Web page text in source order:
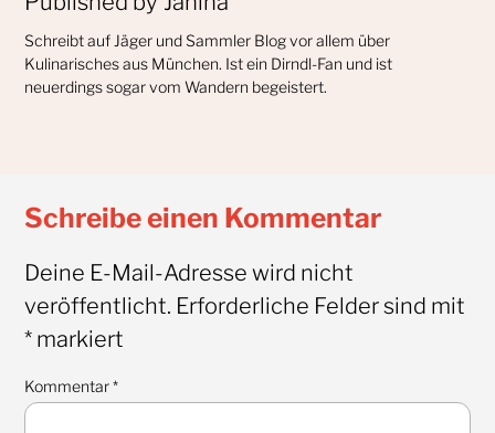
Schreibt auf Jäger und Sammler Blog vor allem über
Kulinarisches aus München. Ist ein Dirndl-Fan und ist
neuerdings sogar vom Wandern begeistert.
Schreibe einen Kommentar
Deine E-Mail-Adresse wird nicht
veröffentlicht. Erforderliche Felder sind mit
*markiert
Kommentar*